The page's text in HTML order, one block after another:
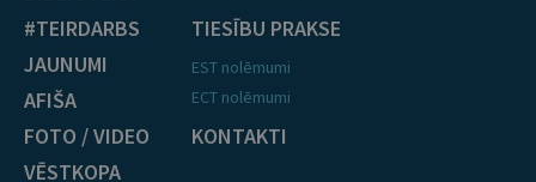
#TEIRDARBS
JAUNUMI
AFIŠA
FOTO / VIDEO
VĒSTKOPA
TIESĪBU PRAKSE
EST nolēmumi
ECT nolēmumi
KONTAKTI